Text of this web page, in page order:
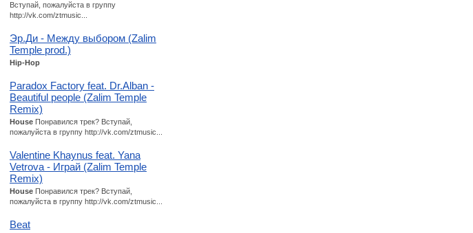
Вступай, пожалуйста в группу
http://vk.com/ztmusic...
Эр.Ди - Между выбором (Zalim
Temple prod.)
Hip-Hop
Paradox Factory feat. Dr.Alban -
Beautiful people (Zalim Temple
Remix)
House Понравился трек? Вступай,
пожалуйста в группу http://vk.com/ztmusic...
Valentine Khaynus feat. Yana
Vetrova - Играй (Zalim Temple
Remix)
House Понравился трек? Вступай,
пожалуйста в группу http://vk.com/ztmusic...
Beat